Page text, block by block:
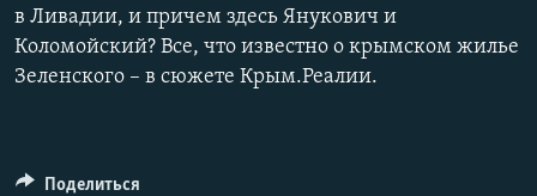
в Ливадии, и причем здесь Янукович и
Коломойский? Все, что известно о крымском жилье
Зеленского – в сюжете Крым.Реалии.
Поделиться